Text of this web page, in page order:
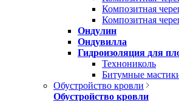
Композитная
Композитная
Ондулин
Ондувилла
Гидроизоляция для
Технониколь
Битумные
Обустройство кровли
Обустройство кровли